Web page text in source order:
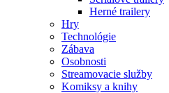
Herné trailery
Hry
Technológie
Zábava
Osobnosti
Streamovacie služby
Komiksy a knihy